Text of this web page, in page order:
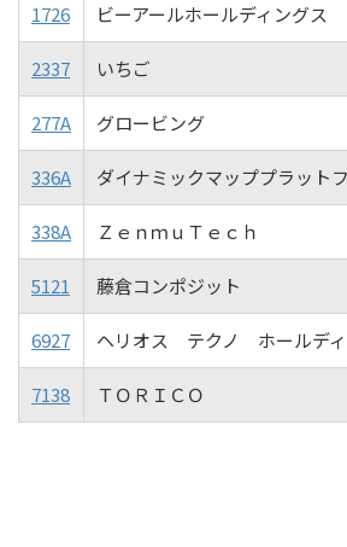
1726 ビーアールホールディングス
2337 いちご
277A グロービング
336A ダイナミックマッププラット
338A ＺｅｎｍｕＴｅｃｈ
5121 藤倉コンポジット
6927 ヘリオス テクノ ホールデ
7138 ＴＯＲＩＣＯ